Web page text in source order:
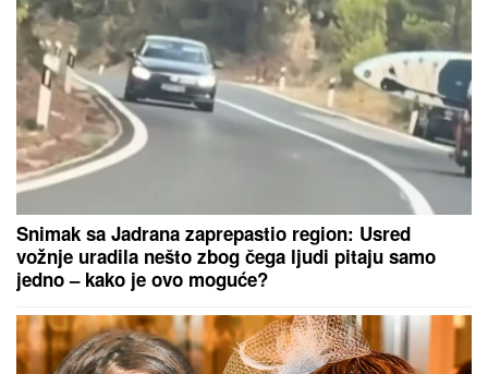
Snimak sa Jadrana zaprepastio region: Usred
vožnje uradila nešto zbog čega ljudi pitaju samo
jedno – kako je ovo moguće?